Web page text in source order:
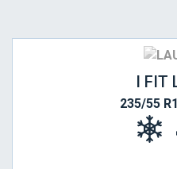
I FIT
235/55